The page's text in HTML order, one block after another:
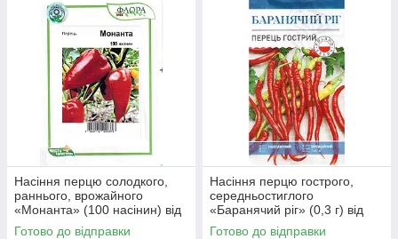
Насіння перцю солодкого,
раннього, врожайного
«Монанта» (100 насінин) від
Moravoseed, Чехія
Готово до відправки
Насіння перцю гострого,
середньостиглого
«Баранячий ріг» (0,3 г) від
ТМ «Велес»
Готово до відправки